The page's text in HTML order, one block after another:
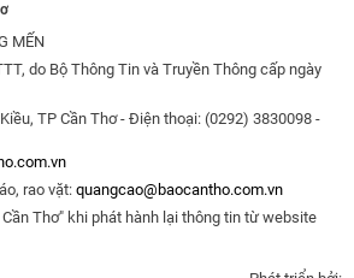
MẾN
do Bộ Thông Tin và Truyền Thông cấp ngày
TP Cần Thơ - Điện thoại: (0292) 3830098 -
rao vặt: quangcao@baocantho.com.vn
Thơ" khi phát hành lại thông tin từ website